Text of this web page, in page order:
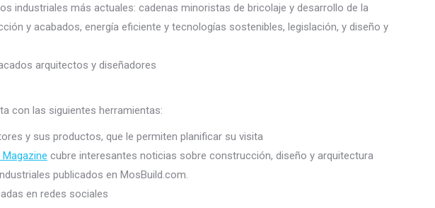
industriales más actuales: cadenas minoristas de bricolaje y desarrollo de la
y acabados, energía eficiente y tecnologías sostenibles, legislación, y diseño y
arquitectos y diseñadores
con las siguientes herramientas:
y sus productos, que le permiten planificar su visita
cubre interesantes noticias sobre construcción, diseño y arquitectura
publicados en MosBuild.com.
en redes sociales